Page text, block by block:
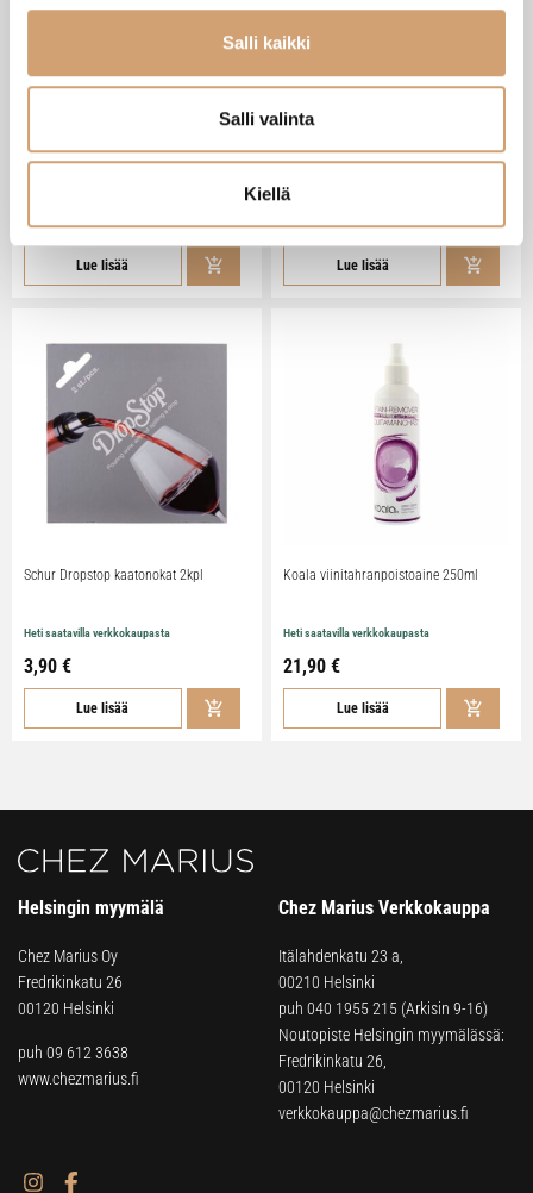
Salli kaikki
Salli valinta
Kiellä
67,90 €
Lue lisää
vanhoille viineille
Heti saatavilla verkkokaupasta
20,90 €
Lue lisää
Schur Dropstop kaatonokat 2kpl
Heti saatavilla verkkokaupasta
3,90 €
Lue lisää
Koala viinitahranpoistoaine 250ml
Heti saatavilla verkkokaupasta
21,90 €
Lue lisää
Helsingin myymälä
Chez Marius Oy
Fredrikinkatu 26
00120 Helsinki
puh 09 612 3638
www.chezmarius.fi
Chez Marius Verkkokauppa
Itälahdenkatu 23 a,
00210 Helsinki
puh 040 1955 215 (Arkisin 9-16)
Noutopiste Helsingin myymälässä:
Fredrikinkatu 26,
00120 Helsinki
verkkokauppa@chezmarius.fi